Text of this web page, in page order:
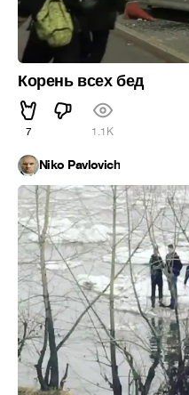
Корень всех бед
7 1.1K
Niko Pavlovich